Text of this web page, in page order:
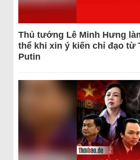
Thủ tướng Lê Minh Hưng
thể khi xin ý kiến chỉ đạo từ
Putin